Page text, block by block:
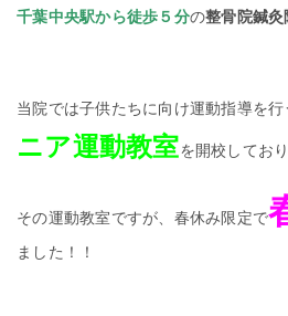
千葉中央駅から徒歩５分の整骨院鍼灸
当院では子供たちに向け運動指導を行
ニア運動教室を開校してお
その運動教室ですが、春休み限定で
ました！！